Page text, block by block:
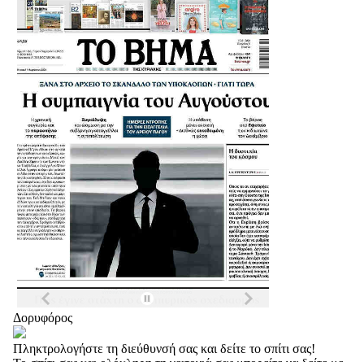
Δορυφόρος
Πληκτρολογήστε τη διεύθυνσή σας και δείτε το σπίτι σας!